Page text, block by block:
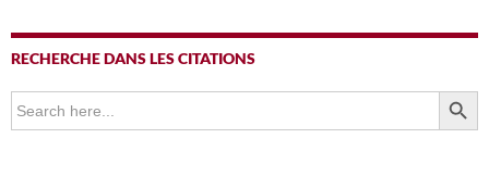
RECHERCHE DANS LES CITATIONS
Search
for:
SEARCH